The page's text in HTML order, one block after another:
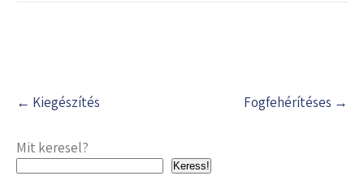
Post
navigation
← Kiegészítés Fogfehérítéses →
Mit keresel?
Keress!